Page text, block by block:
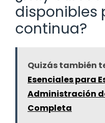
disponibles
continua?
Quizás también
Esenciales para
Administración
Completa